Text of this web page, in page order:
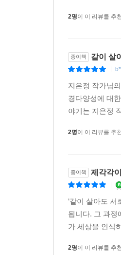
2명이 이 리뷰를 추
종이책 같이 살
지은정 작가님
경다양성에 대
야기는 지은정
2명이 이 리뷰를 추
종이책 제각각
‘같이 살아도
됩니다. 그 과정
가 세상을 인식
2명이 이 리뷰를 추